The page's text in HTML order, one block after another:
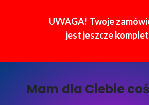
UWAGA! Twoje
jest jeszcze
Mam dla Ciebie